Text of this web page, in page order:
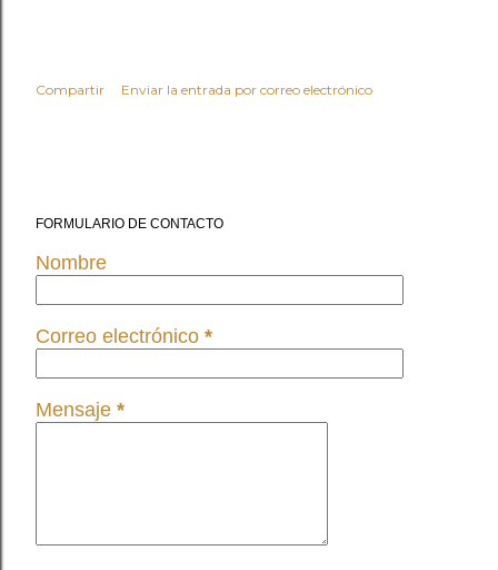
Compartir Enviar la entrada por correo electrónico
FORMULARIO DE CONTACTO
Nombre
Correo electrónico *
Mensaje *